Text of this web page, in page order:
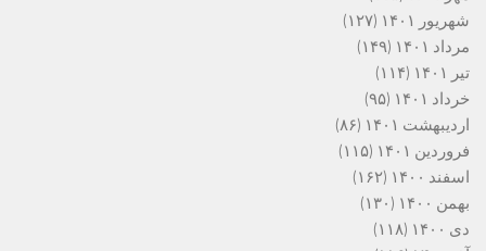
شهریور ۱۴۰۱
(۱۲۷)
مرداد ۱۴۰۱
(۱۴۹)
تیر ۱۴۰۱
(۱۱۴)
خرداد ۱۴۰۱
(۹۵)
اردیبهشت ۱۴۰۱
(۸۶)
فروردین ۱۴۰۱
(۱۱۵)
اسفند ۱۴۰۰
(۱۶۲)
بهمن ۱۴۰۰
(۱۳۰)
دی ۱۴۰۰
(۱۱۸)